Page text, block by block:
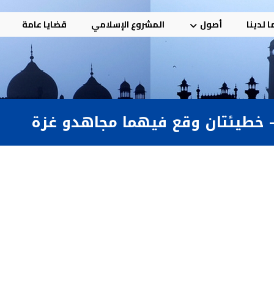
لدينا أصول المشروع الإسلامي قضايا عامة
خطيئتان وقع فيهما مجاهدو غزة